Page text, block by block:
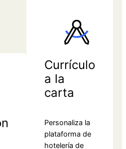
Currículo
a la
carta
Personaliza la
plataforma de
hotelería de